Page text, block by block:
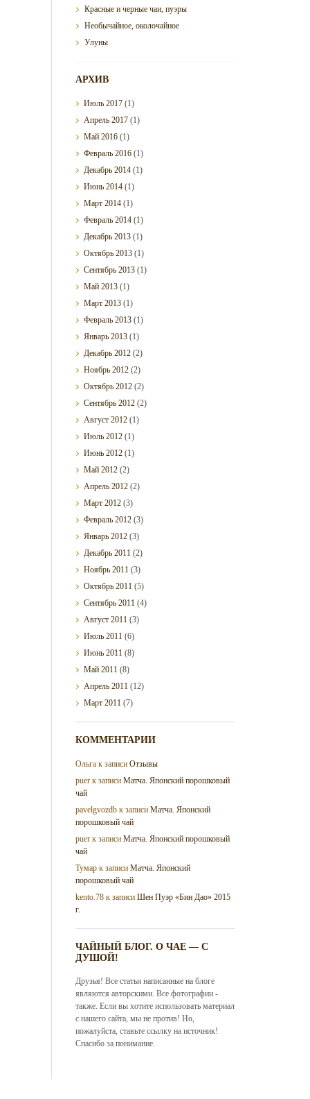
Красные и черные чаи, пуэры
Необычайное, околочайное
Улуны
АРХИВ
Июль2017 (1)
Апрель2017 (1)
Май2016 (1)
Февраль2016 (1)
Декабрь2014 (1)
Июнь2014 (1)
Март2014 (1)
Февраль2014 (1)
Декабрь2013 (1)
Октябрь2013 (1)
Сентябрь2013 (1)
Май2013 (1)
Март2013 (1)
Февраль2013 (1)
Январь2013 (1)
Декабрь2012 (2)
Ноябрь2012 (2)
Октябрь2012 (2)
Сентябрь2012 (2)
Август2012 (1)
Июль2012 (1)
Июнь2012 (1)
Май2012 (2)
Апрель2012 (2)
Март2012 (3)
Февраль2012 (3)
Январь2012 (3)
Декабрь2011 (2)
Ноябрь2011 (3)
Октябрь2011 (5)
Сентябрь2011 (4)
Август2011 (3)
Июль2011 (6)
Июнь2011 (8)
Май2011 (8)
Апрель2011 (12)
Март2011 (7)
КОММЕНТАРИИ
Ольга к записиОтзывы
puer к записиМатча. Японский порошковый
чай
pavelgvozdb к записиМатча. Японский
порошковый чай
puer к записиМатча. Японский порошковый
чай
Тумар к записиМатча. Японский
порошковый чай
kento.78 к записиШен Пуэр «Бин Дао» 2015
г.
ЧАЙНЫЙ БЛОГ. О ЧАЕ — С
ДУШОЙ!
Друзья! Все статьи написанные на блоге
являются авторскими. Все фотографии -
также. Если вы хотите использовать материал
с нашего сайта, мы не против! Но,
пожалуйста, ставьте ссылку на источник!
Спасибо за понимание.